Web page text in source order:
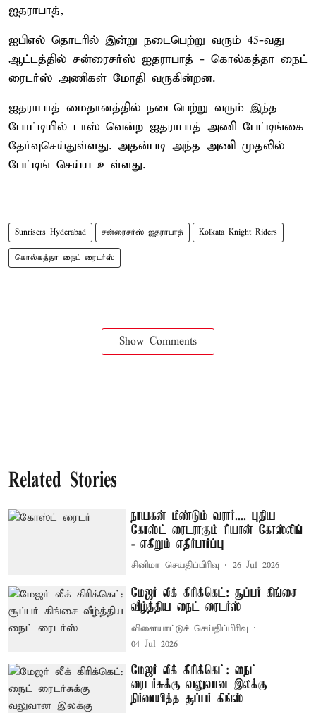
ஐதராபாத்,
ஐபிஎல் தொடரில் இன்று நடைபெற்று வரும் 45-வது
ஆட்டத்தில் சன்ரைசர்ஸ் ஐதராபாத் - கொல்கத்தா நைட்
ரைடர்ஸ் அணிகள் மோதி வருகின்றன.
ஐதராபாத் மைதானத்தில் நடைபெற்று வரும் இந்த
போட்டியில் டாஸ் வென்ற ஐதராபாத் அணி பேட்டிங்கை
தேர்வுசெய்துள்ளது. அதன்படி அந்த அணி முதலில்
பேட்டிங் செய்ய உள்ளது.
Sunrisers Hyderabad சன்ரைசர்ஸ் ஐதராபாத் Kolkata Knight Riders
கொல்கத்தா நைட் ரைடர்ஸ்
Show Comments
Related Stories
நாயகன் மீண்டும் வரார்.... புதிய
கோஸ்ட் ரைடராகும் ரியான் கோஸ்லிங்
- எகிறும் எதிர்பார்ப்பு
சினிமா செய்திப்பிரிவு 26 Jul 2026
மேஜர் லீக் கிரிக்கெட்: சூப்பர் கிங்சை
வீழ்த்திய நைட் ரைடர்ஸ்
விளையாட்டுச் செய்திப்பிரிவு
04 Jul 2026
மேஜர் லீக் கிரிக்கெட்: நைட்
ரைடர்சுக்கு வலுவான இலக்கு
நிர்ணயித்த சூப்பர் கிங்ஸ்